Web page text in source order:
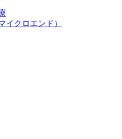
イクロエンド）